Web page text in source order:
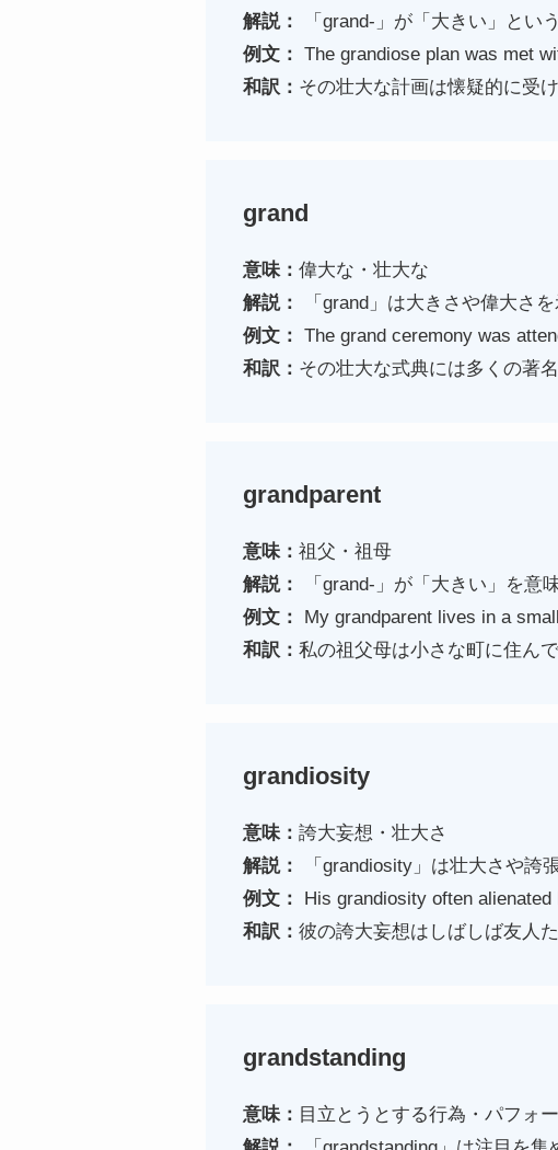
解説：
「grand-」が「大きい」とい
例文： The grandiose plan was met
和訳： その壮大な計画は懐疑的に受
grand
意味： 偉大な・壮大な
解説：
「grand」は大きさや偉大さ
例文： The grand ceremony was
和訳： その壮大な式典には多くの著
grandparent
意味： 祖父・祖母
解説：
「grand-」が「大きい」を意
例文：
My grandparent lives in a
和訳： 私の祖父母は小さな町に住んで
grandiosity
意味： 誇大妄想・壮大さ
解説：
「grandiosity」は壮大さや誇
例文：
His grandiosity often
和訳： 彼の誇大妄想はしばしば友人
grandstanding
意味： 目立とうとする行為・パフォ